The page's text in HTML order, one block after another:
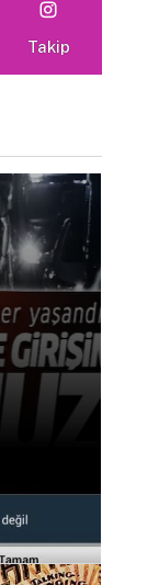
Takip